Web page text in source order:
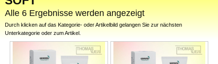
Alle 6 Ergebnisse werden angezeigt
Durch klicken auf das Kategorie- oder Artikelbild gelangen Sie zur nächsten
Unterkategorie oder zum Artikel.